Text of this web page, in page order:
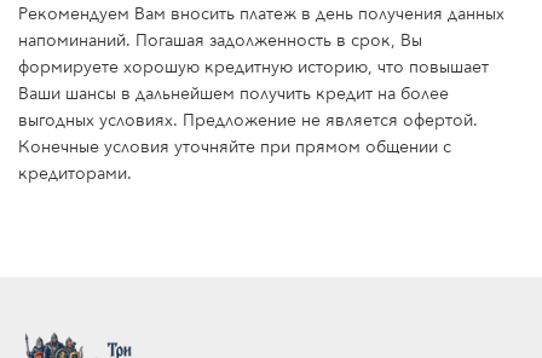
Рекомендуем Вам вносить платеж в день получения данных
напоминаний. Погашая задолженность в срок, Вы
формируете хорошую кредитную историю, что повышает
Ваши шансы в дальнейшем получить кредит на более
выгодных условиях. Предложение не является офертой.
Конечные условия уточняйте при прямом общении с
кредиторами.